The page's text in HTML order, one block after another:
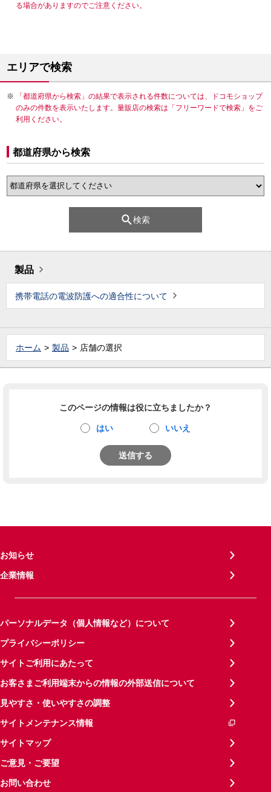
る場合がありますのでご注意ください。
エリアで検索
「都道府県から検索」の結果で表示される件数については、ドコモショップ
のみの件数を表示いたします。量販店の検索は「フリーワードで検索」をご
利用ください。
都道府県から検索
検索
製品
携帯電話の電波防護への適合性について
ホーム 製品 店舗の選択
このページの情報は役に立ちましたか？
はい いいえ
送信する
お知らせ
企業情報
パーソナルデータ（個人情報など）について
プライバシーポリシー
サイトご利用にあたって
お客さまご利用端末からの情報の外部送信について
見やすさ・使いやすさの調整
サイトメンテナンス情報
サイトマップ
ご意見・ご要望
お問い合わせ